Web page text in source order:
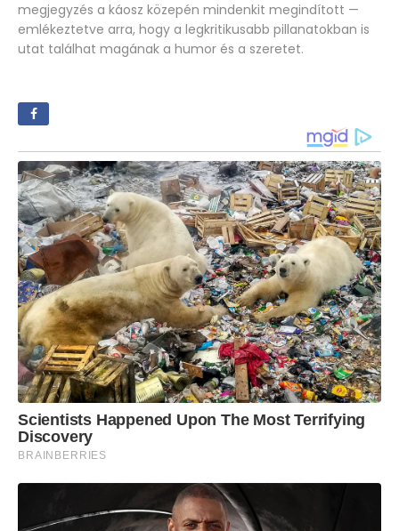
megjegyzés a káosz közepén mindenkit megindított —
emlékeztetve arra, hogy a legkritikusabb pillanatokban is
utat találhat magának a humor és a szeretet.